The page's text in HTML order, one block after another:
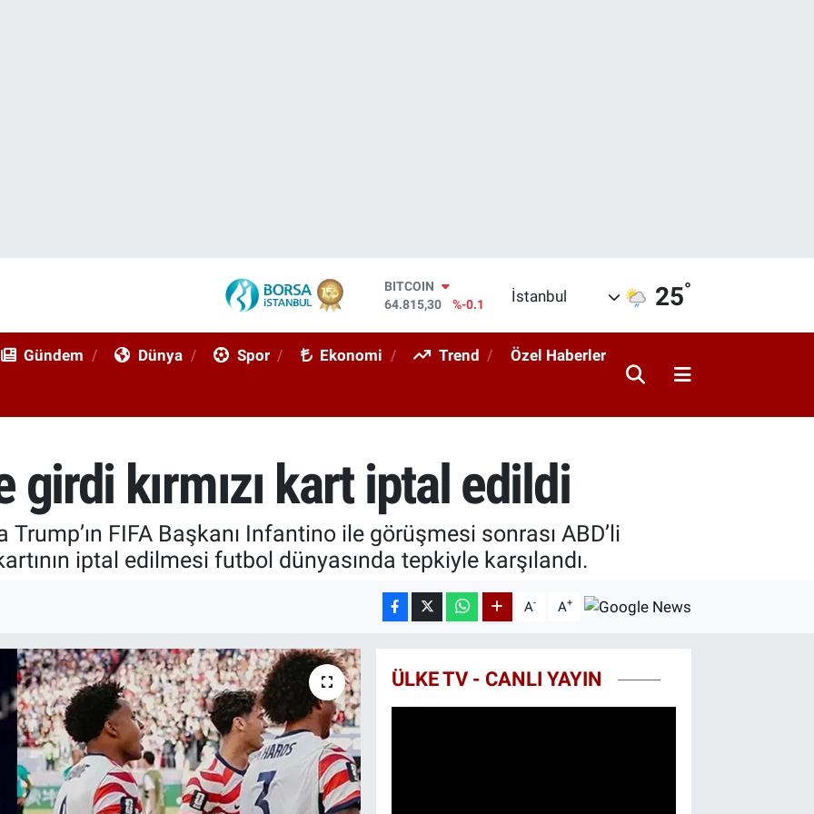
DOLAR
47,7436
%0.18
STERLİN
BITCOIN
64.815,30
%-0.1
İstanbul 25°
Gündem Dünya Spor Ekonomi Trend Özel Haberler
girdi kırmızı kart iptal edildi
FIFA Başkanı Infantino ile görüşmesi sonrası ABD’li
iptal edilmesi futbol dünyasında tepkiyle karşılandı.
A- A+
ÜLKE TV - CANLI YAYIN